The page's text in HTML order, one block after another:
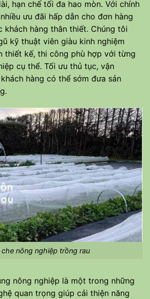
hạn chế tối đa hao mòn. Với chính
ưu đãi hấp dẫn cho đơn hàng
khách hàng thân thiết. Chúng tôi
kỹ thuật viên giàu kinh nghiệm
thiết kế, thi công phù hợp với từng
cụ thể. Tối ưu thủ tục, vận
hàng có thể sớm đưa sản
nông nghiệp trồng rau
nông nghiệp là một trong những
quan trọng giúp cải thiện năng